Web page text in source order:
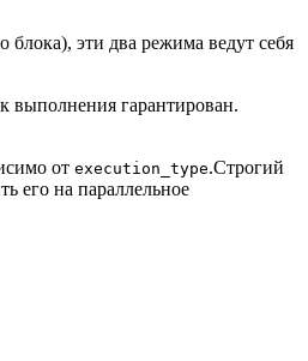
блока), эти два режима ведут себя
выполнения гарантирован.
от execution_type.Строгий
его на параллельное